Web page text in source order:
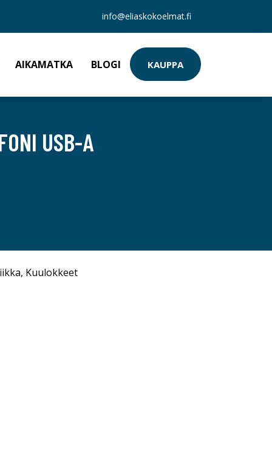
info@eliaskokoelmat.fi
AIKAMATKA BLOGI KAUPPA
USB-A
, Kuulokkeet